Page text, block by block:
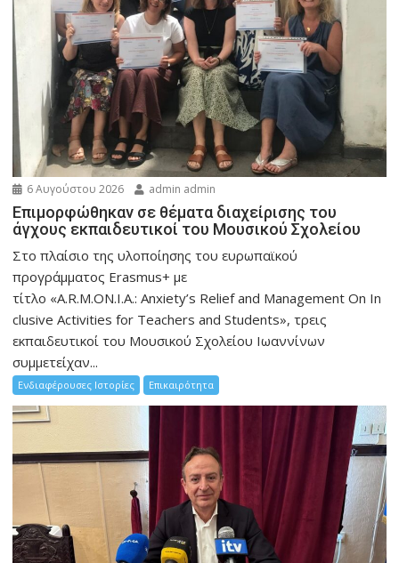
6 Αυγούστου 2026 admin admin
Eπιμορφώθηκαν σε θέματα διαχείρισης του
άγχους εκπαιδευτικοί του Μουσικού Σχολείου
Στο πλαίσιο της υλοποίησης του ευρωπαϊκού
προγράμματος Erasmus+ με
τίτλο «A.R.M.ON.I.A.: Anxiety’s Relief and Management On In
clusive Activities for Teachers and Students», τρεις
εκπαιδευτικοί του Μουσικού Σχολείου Ιωαννίνων
συμμετείχαν...
Ενδιαφέρουσες Ιστορίες Επικαιρότητα